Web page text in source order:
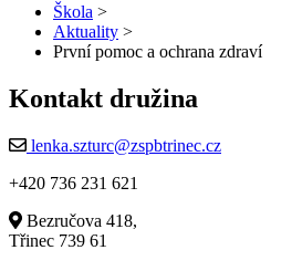
Škola >
Aktuality >
První pomoc a ochrana zdraví
Kontakt družina
lenka.szturc@zspbtrinec.cz
+420 736 231 621
Bezručova 418,
Třinec 739 61